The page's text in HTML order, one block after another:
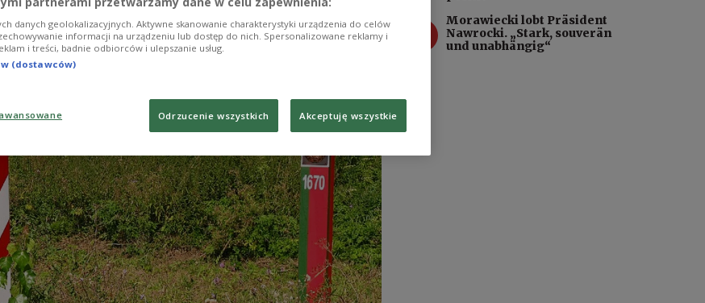
Morawiecki lobt Präsident
Nawrocki. „Stark, souverän
und unabhängig“
danych geolokalizacyjnych. Aktywne skanowanie charakterystyki urządzenia do celów
informacji na urządzeniu lub dostęp do nich. Spersonalizowane reklamy i
i treści, badnie odbiorców i ulepszanie usług.
(dostawców)
Odrzucenie wszystkich Akceptuję wszystkie